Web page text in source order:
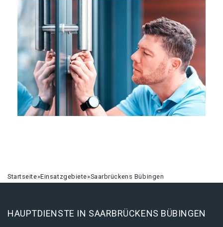
Startseite»Einsatzgebiete»Saarbrückens Bübingen
HAUPTDIENSTE IN SAARBRÜCKENS BÜBINGEN